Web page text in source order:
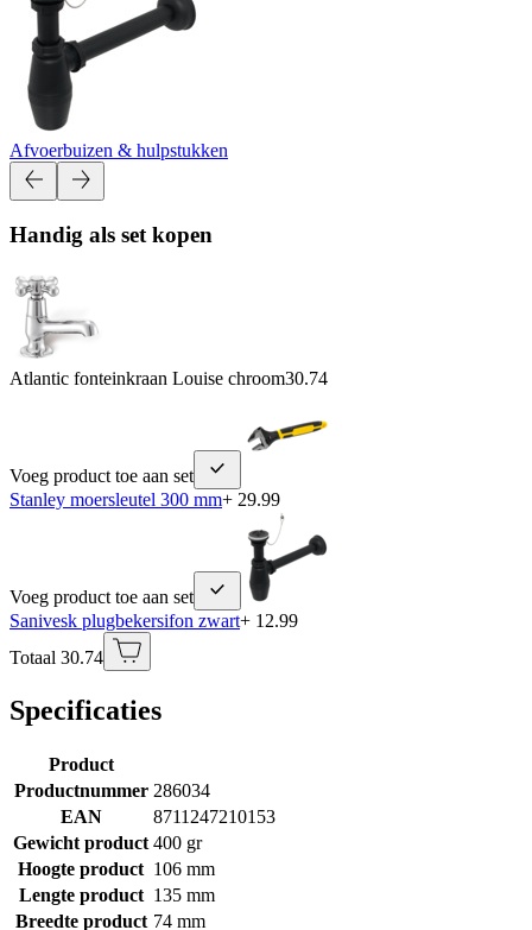
Afvoerbuizen & hulpstukken
Handig als set kopen
Atlantic fonteinkraan Louise chroom30.74
Voeg product toe aan set
Stanley moersleutel 300 mm+ 29.99
Voeg product toe aan set
Sanivesk plugbekersifon zwart+ 12.99
Totaal 30.74
Specificaties
Product
Productnummer 286034
EAN
8711247210153
Gewicht product 400 gr
Hoogte product 106 mm
Lengte product 135 mm
Breedte product 74 mm